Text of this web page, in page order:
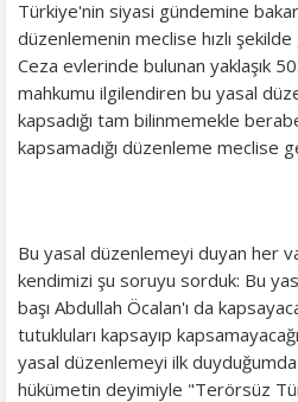
Türkiye'nin siyasi gündemine
düzenlemenin meclise hızlı
Ceza evlerinde bulunan yaklaşık
mahkumu ilgilendiren bu yasal
kapsadığı tam bilinmemekle
kapsamadığı düzenleme meclise
Bu yasal düzenlemeyi duyan her
kendimizi şu soruyu sorduk: Bu
başı Abdullah Öcalan'ı da
tutukluları kapsayıp
yasal düzenlemeyi ilk
hükümetin deyimiyle "Terörsüz